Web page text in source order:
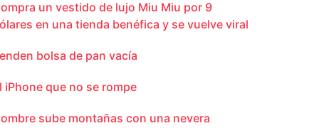
un vestido de lujo Miu Miu por 9
en una tienda benéfica y se vuelve viral
bolsa de pan vacía
iPhone que no se rompe
sube montañas con una nevera